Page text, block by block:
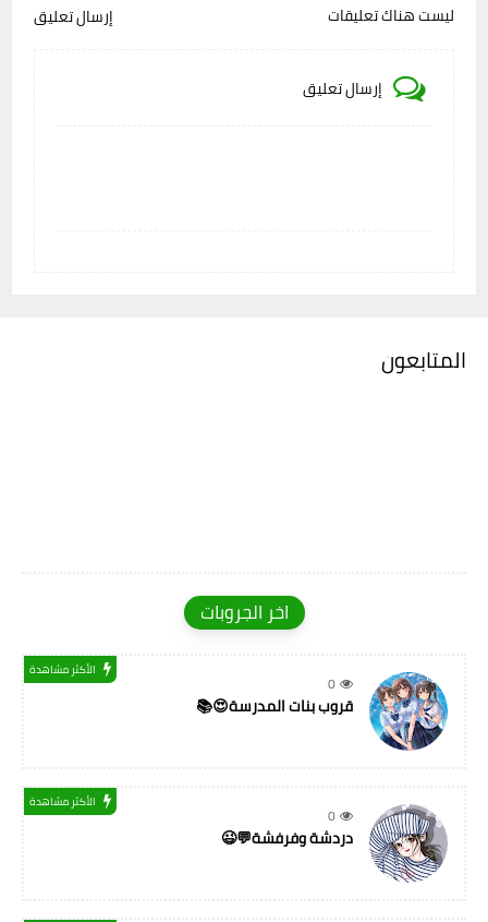
ليست هناك تعليقات إرسال تعليق
إرسال تعليق
المتابعون
اخر الجروبات
0
الأكثر مشاهدة
قروب بنات المدرسة😍📚
0
الأكثر مشاهدة
دردشة وفرفشة💬😉